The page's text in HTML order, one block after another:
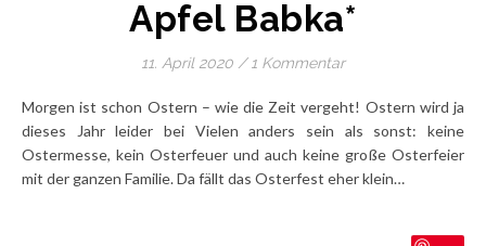
Apfel Babka*
11. April 2020 / 1 Kommentar
Morgen ist schon Ostern – wie die Zeit vergeht! Ostern wird ja
dieses Jahr leider bei Vielen anders sein als sonst: keine
Ostermesse, kein Osterfeuer und auch keine große Osterfeier
mit der ganzen Familie. Da fällt das Osterfest eher klein…